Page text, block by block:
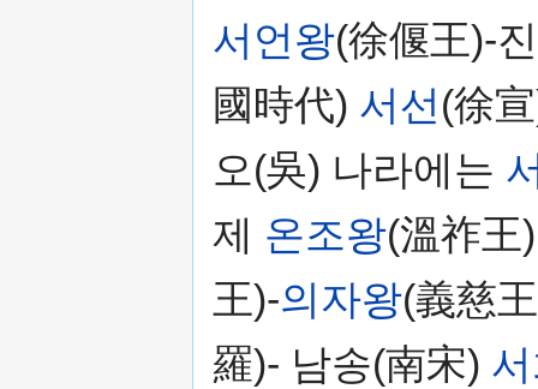
서언왕(徐偃王)-
國時代) 서선(徐
오(吳) 나라에는
제 온조왕(溫祚王)
王)-의자왕(義慈
羅)- 남송(南宋)